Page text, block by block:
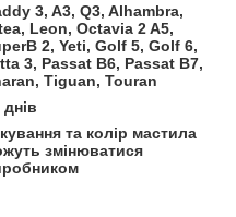
3, A3, Q3, Alhambra,
Leon, Octavia 2 A5,
2, Yeti, Golf 5, Golf 6,
3, Passat B6, Passat B7,
Tiguan, Touran
днів
та колір мастила
змінюватися